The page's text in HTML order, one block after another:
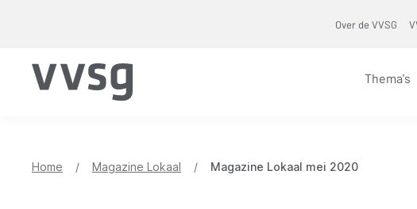
Over de VVSG
Thema's
Home / Magazine Lokaal / Magazine Lokaal mei 2020